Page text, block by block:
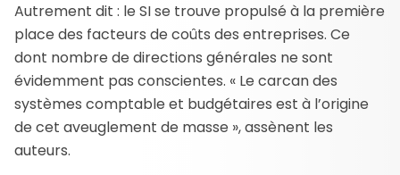
Autrement dit : le SI se trouve propulsé à la première
place des facteurs de coûts des entreprises. Ce
dont nombre de directions générales ne sont
évidemment pas conscientes. « Le carcan des
systèmes comptable et budgétaires est à l’origine
de cet aveuglement de masse », assènent les
auteurs.